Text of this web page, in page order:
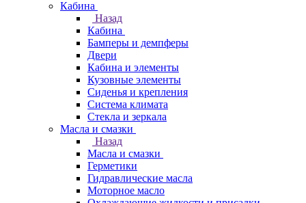
Кабина
Назад
Кабина
Бамперы и демпферы
Двери
Кабина и элементы
Кузовные элементы
Сиденья и крепления
Система климата
Стекла и зеркала
Масла и смазки
Назад
Масла и смазки
Герметики
Гидравлические масла
Моторное масло